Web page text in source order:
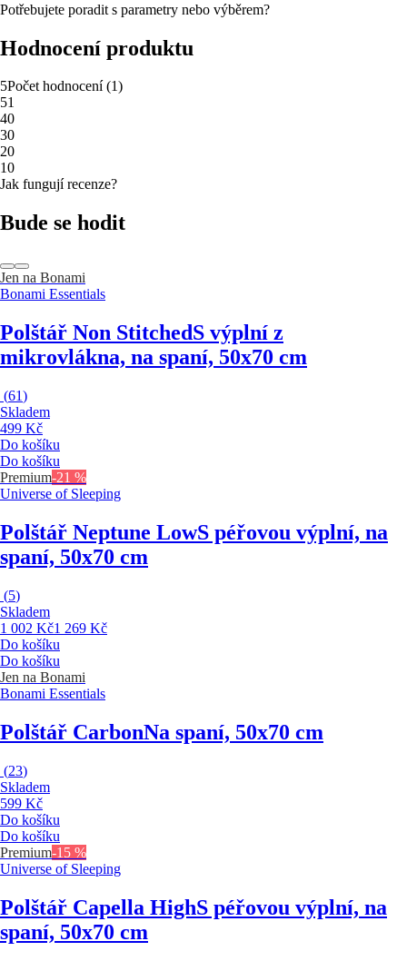
Potřebujete poradit s parametry nebo výběrem?
Hodnocení produktu
5Počet hodnocení(1)
51
40
30
20
10
Jak fungují recenze?
Bude se hodit
Jen na Bonami
Bonami Essentials
Polštář Non StitchedS výplní z
mikrovlákna, na spaní, 50x70 cm
(61)
Skladem
499 Kč
Do košíku
Do košíku
Premium-21 %
Universe of Sleeping
Polštář Neptune LowS péřovou výplní, na
spaní, 50x70 cm
(5)
Skladem
1 002 Kč1 269 Kč
Do košíku
Do košíku
Jen na Bonami
Bonami Essentials
Polštář CarbonNa spaní, 50x70 cm
(23)
Skladem
599 Kč
Do košíku
Do košíku
Premium-15 %
Universe of Sleeping
Polštář Capella HighS péřovou výplní, na
spaní, 50x70 cm